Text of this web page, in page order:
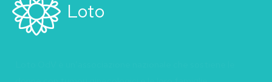
Loto